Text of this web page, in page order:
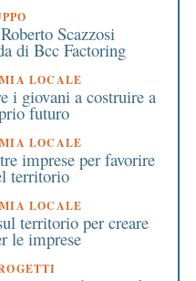
Scazzosi
di Bcc Factoring
LOCALE
i giovani a costruire a
futuro
LOCALE
imprese per favorire
territorio
LOCALE
territorio per creare
le imprese